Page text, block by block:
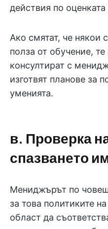
действия по
Ако смятат, че някои
полза от обучение,
консултират с
изготвят планове за
уменията.
в. Проверка
спазването
Мениджърът по
за това политиките
област да